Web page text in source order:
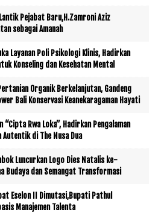
Lantik Pejabat Baru,H.Zamroni Aziz
sebagai Amanah
Layanan Poli Psikologi Klinis, Hadirkan
Konseling dan Kesehatan Mental
Organik Berkelanjutan, Gandeng
Bali Konservasi Keanekaragaman Hayati
“Cipta Rwa Loka”, Hadirkan Pengalaman
Autentik di The Nusa Dua
Luncurkan Logo Dies Natalis ke-
Budaya dan Semangat Transformasi
Eselon II Dimutasi,Bupati Pathul
Manajemen Talenta